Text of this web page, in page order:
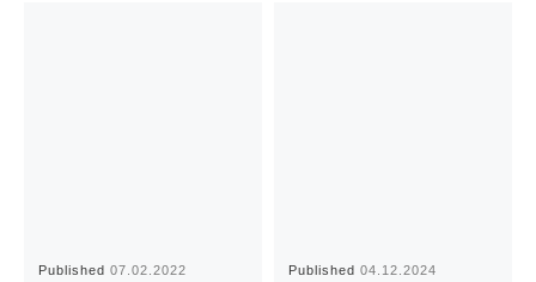
Published07.02.2022 Published04.12.2024